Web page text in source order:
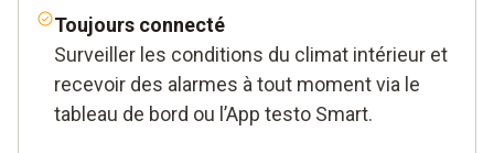
Toujours connecté
Surveiller les conditions du climat intérieur et
recevoir des alarmes à tout moment via le
tableau de bord ou l’App testo Smart.